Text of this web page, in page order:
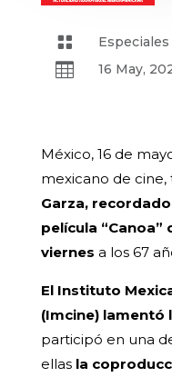
 Especiales
 16 May,
México, 16 de
mexicano de
Garza,
película “Canoa”
viernes a los 67
El Instituto
(Imcine) lamentó
participó en una
ellas la